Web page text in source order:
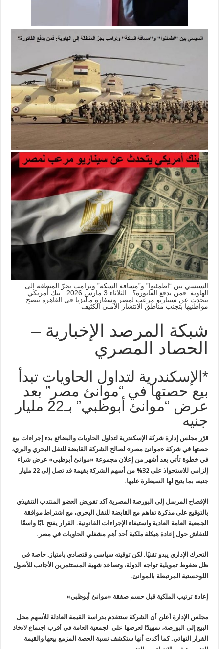
السيسي بين “اطمئنوا” و”مسافة السكة” وترامب يجرّ المنطقة إلى
الهاوية: فمن يدفع الفاتورة؟.. الثلاثاء 3 مارس 2026.. بنك أمريكي
يتحدث عن سيناريو مرعب لمصر وسفارة ماليزيا في القاهرة تنصح
مواطنيها بتجنب مناطق الانتشار الأمني الكثيف
شبكة المرصد الإخبارية –
الحصاد المصري
*الإسكندرية لتداول الحاويات تبدأ
بيع حصتها في “موانئ مصر” بعد
عرض “موانئ أبوظبي” بـ22 مليار
جنيه
قرّر مجلس إدارة شركة الإسكندرية لتداول الحاويات والبضائع بدء إجراءات بيع
حصتها في شركة «موانئ مصر» لصالح الشركة القابضة للنقل البحري والبري،
في خطوة تأتي بعد أشهر من إعلان مجموعة «موانئ أبوظبي» عرض شراء
إلزامي للاستحواذ على 32% من أسهم الشركة بقيمة قد تصل إلى 22 مليار
جنيه، بما يتيح لها السيطرة عليها.
الإفصاح المرسل إلى البورصة المصرية أكد تفويض العضو المنتدب التنفيذي
بالتوقيع على مذكرة تفاهم مع القابضة للنقل البحري، مع اشتراط موافقة
الجمعية العامة العادية واستيفاء الإجراءات القانونية. القرار يفتح بابًا واسعًا
للنقاش حول إعادة هيكلة ملكية أحد أهم مشغلي الحاويات في مصر.
التحرك الإداري يبدو تقنيًا. لكن توقيته سياسي واقتصادي بامتياز. خاصة في
ظل ضغوط تمويلية تواجه الدولة، وتصاعد شهية المستثمرين الأجانب للأصول
اللوجستية المرتبطة بالموانئ.
إعادة ترتيب الملكية قبل حسم صفقة «موانئ أبوظبي»
مجلس الإدارة أعلن أن الشركة ستتقدم بدراسة القيمة العادلة للأسهم محل
البيع إلى البورصة، تمهيدًا لعرضها على الجمعية العامة في أقرب اجتماع لاتخاذ
القرار النهائي. كما أكدت أنها ستكشف نسبة الحصة المزمع بيعها والقيمة